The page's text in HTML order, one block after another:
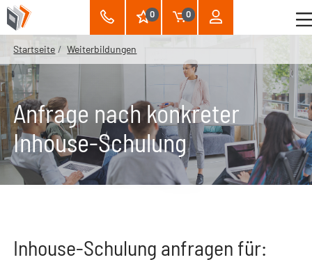
0 0
Startseite Weiterbildungen
Anfrage nach konkreter
Inhouse-Schulung
Inhouse-Schulung anfragen für: